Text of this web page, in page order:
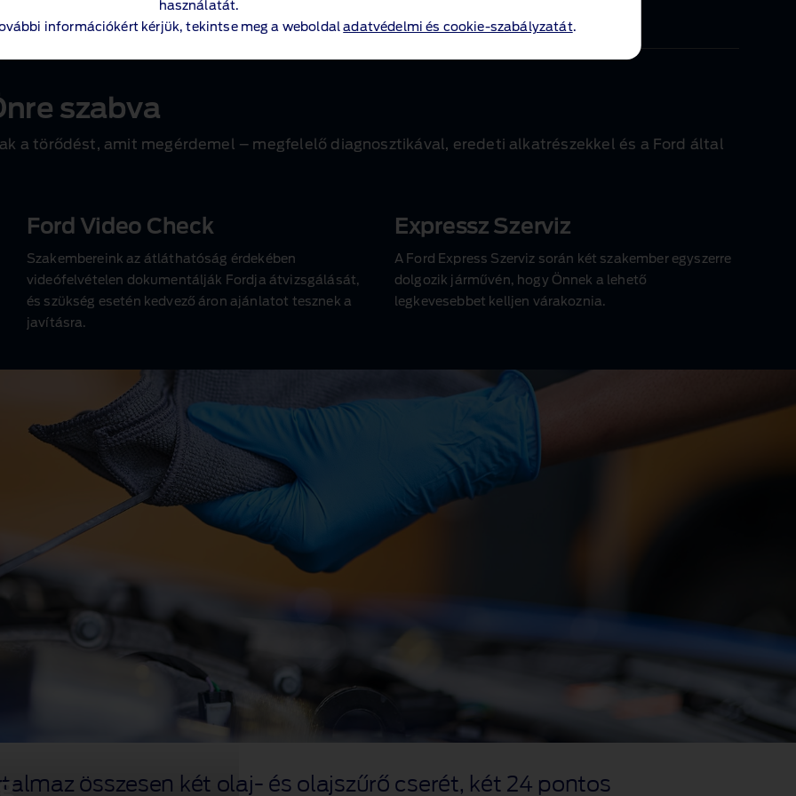
használatát.
információkért kérjük, tekintse meg a weboldaladatvédelmi és cookie-szabályzatát.
cm vagy attól nagyobb 130.900 Ft
szabva
a törődést, amit megérdemel – megfelelő diagnosztikával, eredeti alkatrészekkel és a Ford által
Ford Video Check
Szakembereink az átláthatóság érdekében
videófelvételen dokumentálják Fordja átvizsgálását,
és szükség esetén kedvező áron ajánlatot tesznek a
javításra.
Expressz Szerviz
A Ford Express Szerviz során két szakember egyszerre
dolgozik járművén, hogy Önnek a lehető
legkevesebbet kelljen várakoznia.
összesen két olaj‑ és olajszűrő cserét, két 24 pontos